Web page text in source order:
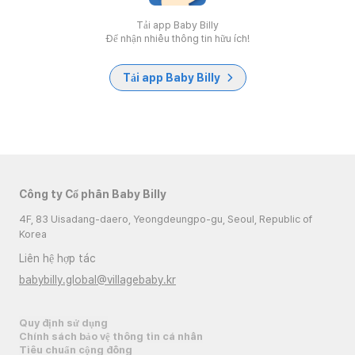
Tải app Baby Billy
Để nhận nhiều thông tin hữu ích!
Tải app Baby Billy
Công ty Cổ phần Baby Billy
4F, 83 Uisadang-daero, Yeongdeungpo-gu, Seoul, Republic of
Korea
Liên hệ hợp tác
babybilly.global@villagebaby.kr
Quy định sử dụng
Chính sách bảo vệ thông tin cá nhân
Tiêu chuẩn cộng đồng